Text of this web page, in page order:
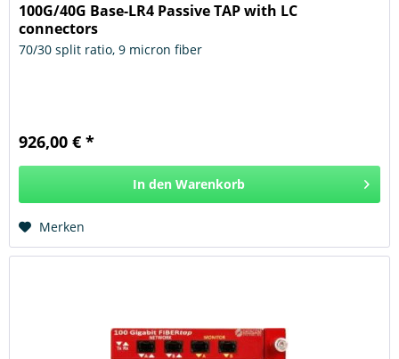
100G/40G Base-LR4 Passive TAP with LC
connectors
70/30 split ratio, 9 micron fiber
926,00 € *
In den Warenkorb
Merken